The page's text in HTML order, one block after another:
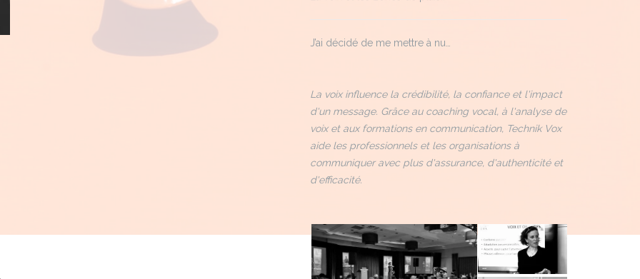
J’ai décidé de me mettre à nu…
La voix influence la crédibilité, la confiance et l'impact
d'un message. Grâce au coaching vocal, à l'analyse de
voix et aux formations en communication, Technik Vox
aide les professionnels et les organisations à
communiquer avec plus d'assurance, d'authenticité et
d'efficacité.